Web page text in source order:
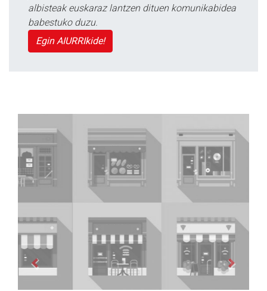
albisteak euskaraz lantzen dituen komunikabidea
babestuko duzu.
Egin AIURRIkide!
Previous Next